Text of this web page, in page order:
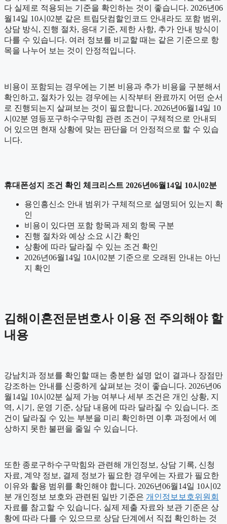
다 실제로 적용되는 기준을 확인하는 것이 좋습니다. 2026년06
월14일 10시02분 같은 트립닷컴할인코드 안내라도 포함 범위,
상담 방식, 진행 절차, 응대 기준, 제한 사항, 추가 안내 방식이
다를 수 있습니다. 여러 정보를 비교할 때는 같은 기준으로 항
목을 나누어 보는 것이 안정적입니다.
비용이 포함되는 경우에는 기본 비용과 추가 비용을 구분해서
확인하고, 절차가 있는 경우에는 시작부터 완료까지 어떤 순서
로 진행되는지 살펴보는 것이 필요합니다. 2026년06월14일 10
시02분 영등포구하수구막힘 관련 조건이 구체적으로 안내되
어 있으면 현재 상황에 맞는 판단을 더 안정적으로 할 수 있습
니다.
휴대폰성지 조건 확인 체크리스트 2026년06월14일 10시02분
용인흥신소 안내 범위가 구체적으로 설명되어 있는지 확
인
비용이 있다면 포함 항목과 제외 항목 구분
진행 절차와 예상 소요 시간 확인
상황에 따라 달라질 수 있는 조건 확인
2026년06월14일 10시02분 기준으로 오래된 안내는 아닌
지 확인
김해이혼전문변호사 이용 전 주의해야 할
내용
강남치과 정보를 확인할 때는 충분한 설명 없이 결과나 장점만
강조하는 안내를 신중하게 살펴보는 것이 좋습니다. 2026년06
월14일 10시02분 실제 가능 여부나 세부 조건은 개인 상황, 지
역, 시기, 운영 기준, 상담 내용에 따라 달라질 수 있습니다. 조
건이 달라질 수 있는 부분을 미리 확인하면 이후 과정에서 예
상하지 못한 불편을 줄일 수 있습니다.
또한 종로구하수구막힘와 관련해 개인정보, 상담 기록, 신청
자료, 계약 정보, 결제 정보가 필요한 경우에는 자료가 필요한
이유와 활용 범위를 확인해야 합니다. 2026년06월14일 10시02
분 개인정보 보호와 관련된 일반 기준은 개인정보보호위원회
자료를 참고할 수 있습니다. 실제 제출 자료와 보관 기준은 상
황에 따라 다를 수 있으므로 상담 단계에서 직접 확인하는 것